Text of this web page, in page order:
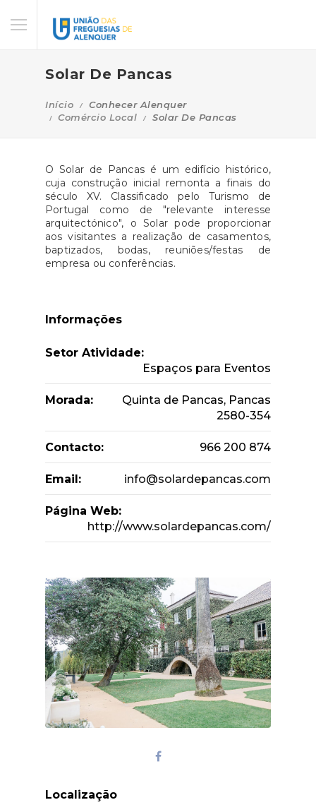
Solar De Pancas
Início
Conhecer Alenquer
Comércio Local
Solar De Pancas
O Solar de Pancas é um edifício histórico,
cuja construção inicial remonta a finais do
século XV. Classificado pelo Turismo de
Portugal como de "relevante interesse
arquitectónico", o Solar pode proporcionar
aos visitantes a realização de casamentos,
baptizados, bodas, reuniões/festas de
empresa ou conferências.
Informações
Setor Atividade:
Espaços para Eventos
Morada:
Quinta de Pancas, Pancas
2580-354
Contacto: 966 200 874
Email: info@solardepancas.com
Página Web:
http://www.solardepancas.com/
Localização